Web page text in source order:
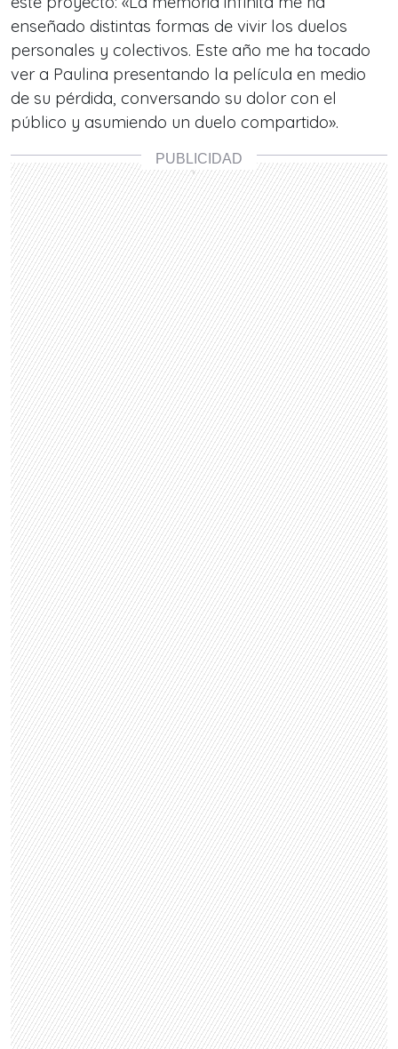
enseñado distintas formas de vivir los duelos
personales y colectivos. Este año me ha tocado
ver a Paulina presentando la película en medio
de su pérdida, conversando su dolor con el
público y asumiendo un duelo compartido».